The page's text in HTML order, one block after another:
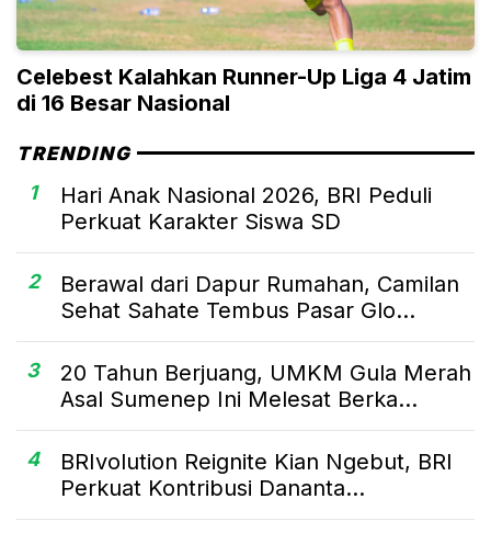
Celebest Kalahkan Runner-Up Liga 4 Jatim
di 16 Besar Nasional
TRENDING
1
Hari Anak Nasional 2026, BRI Peduli
Perkuat Karakter Siswa SD
2
Berawal dari Dapur Rumahan, Camilan
Sehat Sahate Tembus Pasar Glo...
3
20 Tahun Berjuang, UMKM Gula Merah
Asal Sumenep Ini Melesat Berka...
4
BRIvolution Reignite Kian Ngebut, BRI
Perkuat Kontribusi Dananta...